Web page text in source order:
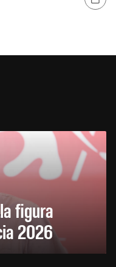
figura
2026